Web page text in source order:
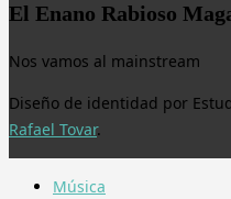
El Enano Rabioso
Nos vamos al mainstream
Diseño de identidad por
Rafael Tovar.
Música